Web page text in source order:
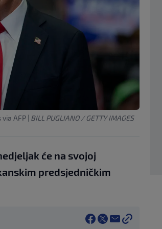
via AFP | BILL PUGLIANO / GETTY IMAGES
će na svojoj
predsjedničkim